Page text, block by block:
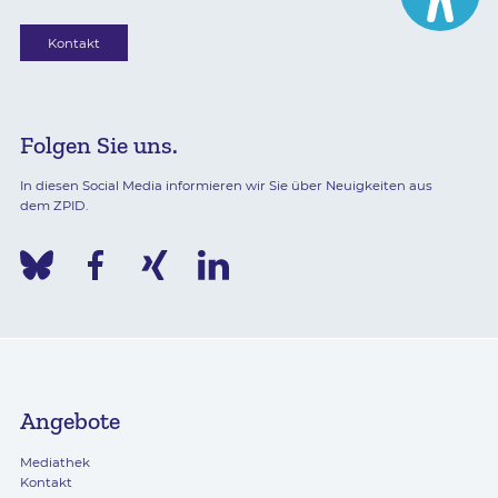
Kontakt
Folgen Sie uns.
In diesen Social Media informieren wir Sie über Neuigkeiten aus
dem ZPID.
Angebote
Mediathek
Kontakt